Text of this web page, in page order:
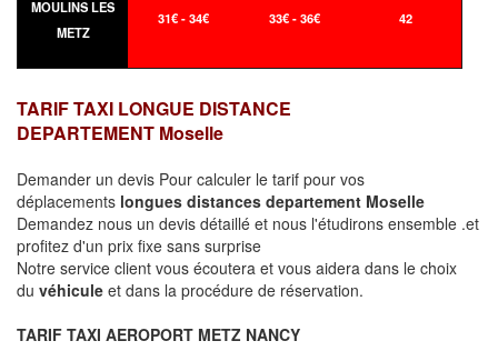
MOULINS LES
METZ
31€ - 34€ 33€ - 36€ 42
TARIF TAXI LONGUE DISTANCE
DEPARTEMENT Moselle
Demander un devis Pour calculer le tarif pour vos
déplacements longues distances departement Moselle
Demandez nous un devis détaillé et nous l'étudirons ensemble .et
profitez d'un prix fixe sans surprise
Notre service client vous écoutera et vous aidera dans le choix
du véhicule et dans la procédure de réservation.
TARIF TAXI AEROPORT METZ NANCY